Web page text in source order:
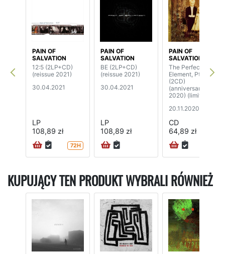
PAIN OF
SALVATION
12:5 (2LP+CD)
(reissue 2021)
30.04.2021
LP
108,89 zł
72H
PAIN OF
SALVATION
BE (2LP+CD)
(reissue 2021)
30.04.2021
LP
108,89 zł
PAIN OF
SALVATION
The Perfect
Element, Pt. I
(2CD)
(anniversary mix
2020) (limited
20.11.2020
CD
64,89 zł
KUPUJĄCY TEN PRODUKT WYBRALI RÓWNIEŻ